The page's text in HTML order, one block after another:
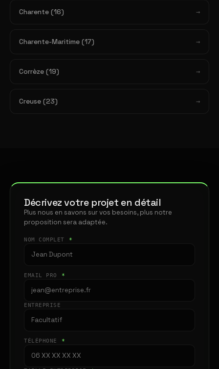
Charente (16)
Charente-Maritime (17)
Corrèze (19)
Creuse (23)
Décrivez votre projet en détail
Plus nous en savons sur vos besoins, plus notre
proposition sera adaptée.
NOM COMPLET *
EMAIL PRO *
ENTREPRISE
TÉLÉPHONE *